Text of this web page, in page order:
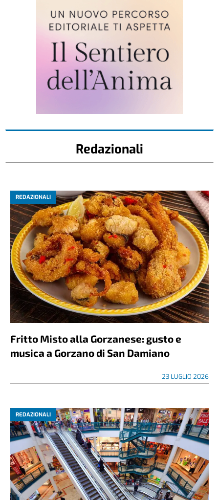
Redazionali
REDAZIONALI
Fritto Misto alla Gorzanese: gusto e
musica a Gorzano di San Damiano
23 LUGLIO 2026
REDAZIONALI